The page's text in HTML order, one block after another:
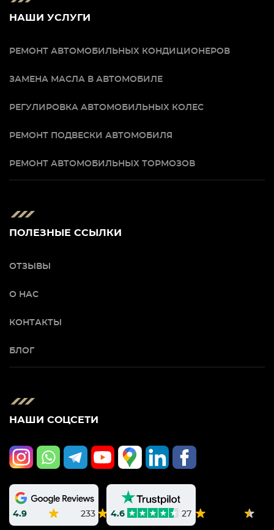
НАШИ УСЛУГИ
РЕМОНТ АВТОМОБИЛЬНЫХ КОНДИЦИОНЕРОВ
ЗАМЕНА МАСЛА В АВТОМОБИЛЕ
РЕГУЛИРОВКА АВТОМОБИЛЬНЫХ КОЛЕС
РЕМОНТ ПОДВЕСКИ АВТОМОБИЛЯ
РЕМОНТ АВТОМОБИЛЬНЫХ ТОРМОЗОВ
ПОЛЕЗНЫЕ ССЫЛКИ
ОТЗЫВЫ
О НАС
КОНТАКТЫ
БЛОГ
НАШИ СОЦСЕТИ
4.9 233 4.6 27